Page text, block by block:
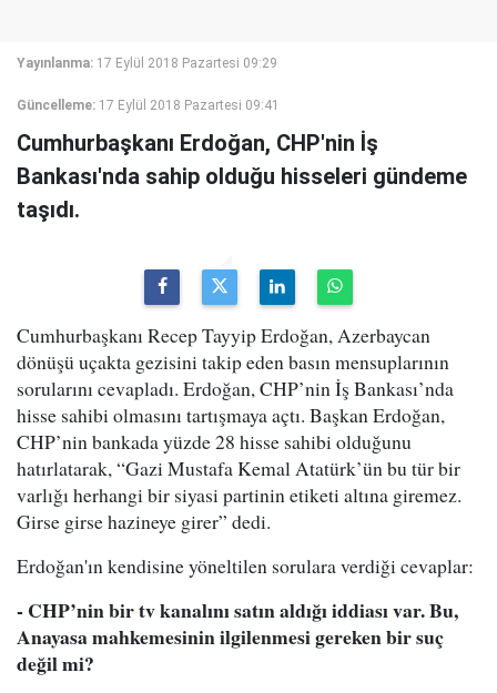
Yayınlanma: 17 Eylül 2018 Pazartesi 09:29
Güncelleme: 17 Eylül 2018 Pazartesi 09:41
Cumhurbaşkanı Erdoğan, CHP'nin İş
Bankası'nda sahip olduğu hisseleri gündeme
taşıdı.
Cumhurbaşkanı Recep Tayyip Erdoğan, Azerbaycan
dönüşü uçakta gezisini takip eden basın mensuplarının
sorularını cevapladı. Erdoğan, CHP’nin İş Bankası’nda
hisse sahibi olmasını tartışmaya açtı. Başkan Erdoğan,
CHP’nin bankada yüzde 28 hisse sahibi olduğunu
hatırlatarak, “Gazi Mustafa Kemal Atatürk’ün bu tür bir
varlığı herhangi bir siyasi partinin etiketi altına giremez.
Girse girse hazineye girer” dedi.
Erdoğan'ın kendisine yöneltilen sorulara verdiği cevaplar:
- CHP’nin bir tv kanalını satın aldığı iddiası var. Bu,
Anayasa mahkemesinin ilgilenmesi gereken bir suç
değil mi?